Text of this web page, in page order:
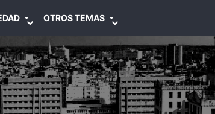
OTROS TEMAS